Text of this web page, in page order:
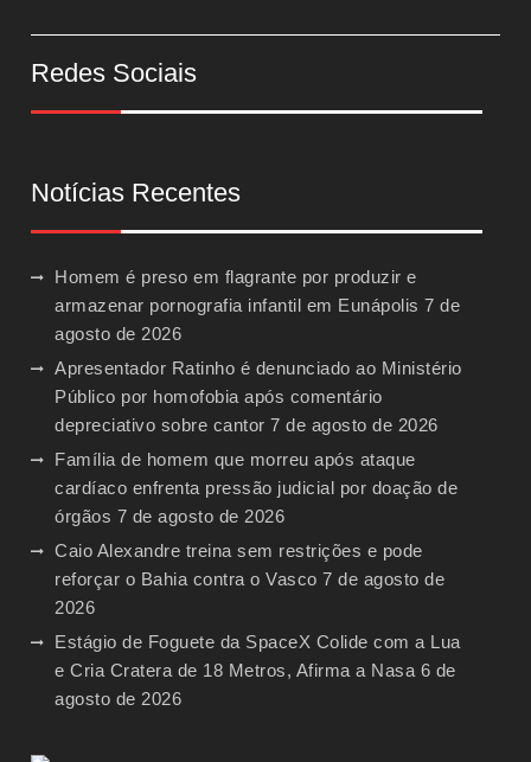
Redes Sociais
Notícias Recentes
Homem é preso em flagrante por produzir e
armazenar pornografia infantil em Eunápolis 7 de
agosto de 2026
Apresentador Ratinho é denunciado ao Ministério
Público por homofobia após comentário
depreciativo sobre cantor 7 de agosto de 2026
Família de homem que morreu após ataque
cardíaco enfrenta pressão judicial por doação de
órgãos 7 de agosto de 2026
Caio Alexandre treina sem restrições e pode
reforçar o Bahia contra o Vasco 7 de agosto de
2026
Estágio de Foguete da SpaceX Colide com a Lua
e Cria Cratera de 18 Metros, Afirma a Nasa 6 de
agosto de 2026